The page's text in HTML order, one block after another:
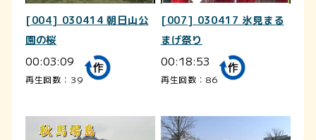
[004] 030414 朝日山公
園の桜
00:03:09
再生回数：39
[007] 030417 氷見まる
まげ祭り
00:18:53
再生回数：86